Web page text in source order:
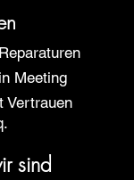
Meeting
Vertrauen
sind